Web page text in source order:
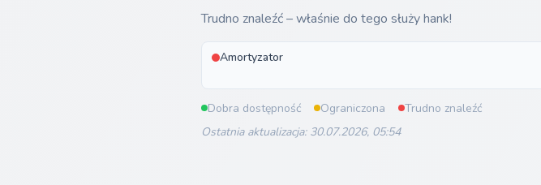
Trudno znaleźć – właśnie do tego służy hank!
Amortyzator
Dobra dostępność Ograniczona
Trudno znaleźć
Ostatnia aktualizacja: 30.07.2026, 05:54